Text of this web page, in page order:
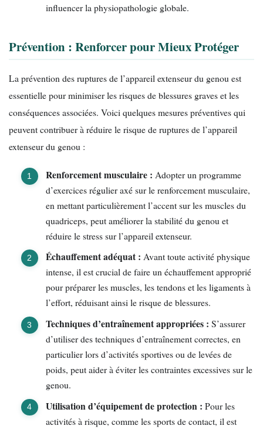
influencer la physiopathologie globale.
Prévention : Renforcer pour Mieux Protéger
La prévention des ruptures de l’appareil extenseur du genou est
essentielle pour minimiser les risques de blessures graves et les
conséquences associées. Voici quelques mesures préventives qui
peuvent contribuer à réduire le risque de ruptures de l’appareil
extenseur du genou :
Renforcement musculaire : Adopter un programme
d’exercices régulier axé sur le renforcement musculaire,
en mettant particulièrement l’accent sur les muscles du
quadriceps, peut améliorer la stabilité du genou et
réduire le stress sur l’appareil extenseur.
Échauffement adéquat : Avant toute activité physique
intense, il est crucial de faire un échauffement approprié
pour préparer les muscles, les tendons et les ligaments à
l’effort, réduisant ainsi le risque de blessures.
Techniques d’entraînement appropriées : S’assurer
d’utiliser des techniques d’entraînement correctes, en
particulier lors d’activités sportives ou de levées de
poids, peut aider à éviter les contraintes excessives sur le
genou.
Utilisation d’équipement de protection : Pour les
activités à risque, comme les sports de contact, il est